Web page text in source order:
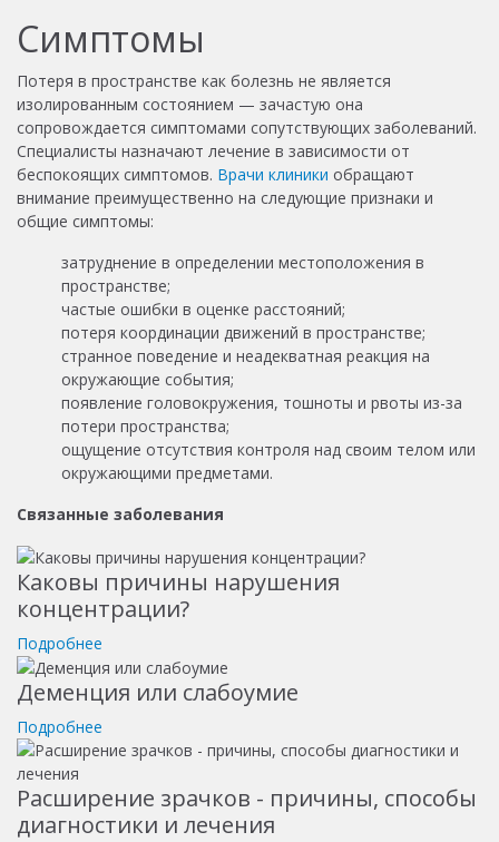
Симптомы
Потеря в пространстве как болезнь не является
изолированным состоянием — зачастую она
сопровождается симптомами сопутствующих заболеваний.
Специалисты назначают лечение в зависимости от
беспокоящих симптомов. Врачи клиники обращают
внимание преимущественно на следующие признаки и
общие симптомы:
затруднение в определении местоположения в
пространстве;
частые ошибки в оценке расстояний;
потеря координации движений в пространстве;
странное поведение и неадекватная реакция на
окружающие события;
появление головокружения, тошноты и рвоты из-за
потери пространства;
ощущение отсутствия контроля над своим телом или
окружающими предметами.
Связанные заболевания
Каковы причины нарушения
концентрации?
Подробнее
Деменция или слабоумие
Подробнее
Расширение зрачков - причины, способы
диагностики и лечения